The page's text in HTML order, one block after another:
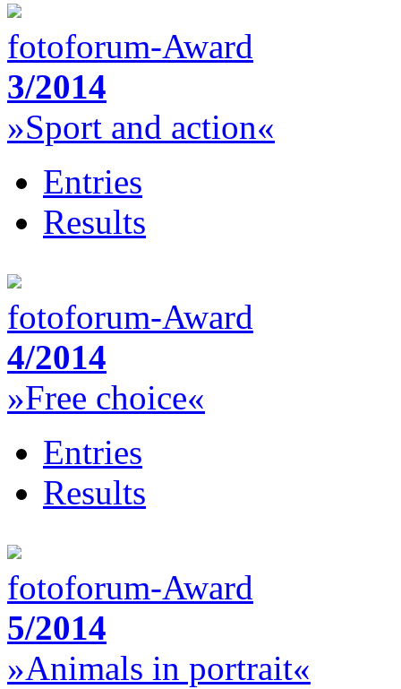
fotoforum-Award
3/2014
»Sport and action«
Entries
Results
fotoforum-Award
4/2014
»Free choice«
Entries
Results
fotoforum-Award
5/2014
»Animals in portrait«